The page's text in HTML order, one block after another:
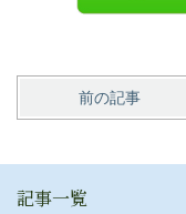
前の記事
記事一覧